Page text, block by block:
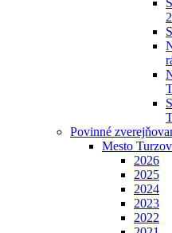
Povinné
Mesto
2026
2025
2024
2023
2022